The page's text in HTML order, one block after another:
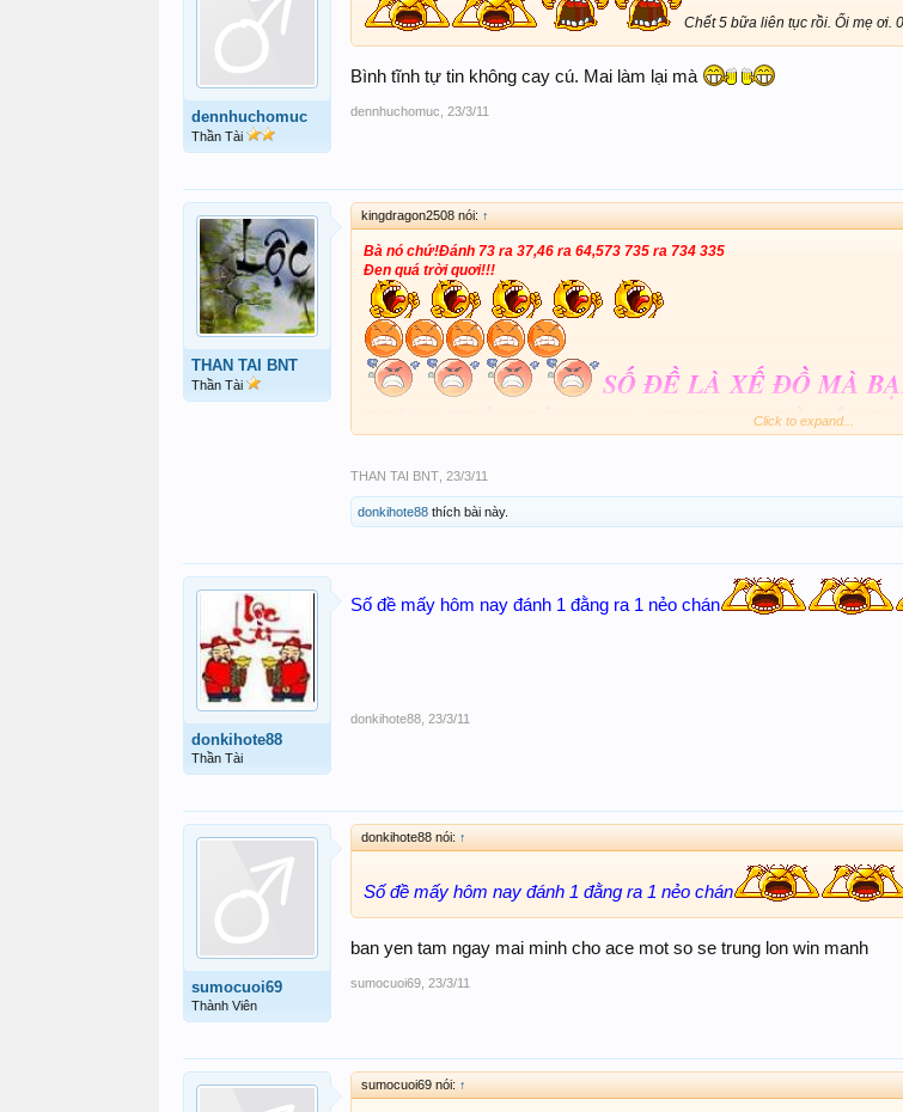
dennhuchomuc
Thần Tài
Chết 5 bữa liên tục rồi. Ối mẹ ơi.
Bình tĩnh tự tin không cay cú. Mai làm lại mà
dennhuchomuc 23/3/11
THAN TAI BNT
Thần Tài
kingdragon2508 nói: ↑
Bà nó chứ!Đánh 73 ra 37,46 ra 64,573 735 ra 734 335
Đen quá trời quơi!!!
SỐ ĐỀ LÀ XẾ ĐỒ MÀ
DƯOC THÌ NGÀY MAI...HY VỌNG VÀ SÁNG
Click to expand...
THAN TAI BNT 23/3/11
donkihote88 thích bài này.
donkihote88
Thần Tài
Số đề mấy hôm nay đánh 1 đằng ra 1 nẻo chán
donkihote88 23/3/11
sumocuoi69
Thành Viên
donkihote88 nói: ↑
Số đề mấy hôm nay đánh 1 đằng ra 1 nẻo chán
ban yen tam ngay mai minh cho ace mot so se trung lon win manh
sumocuoi69 23/3/11
sumocuoi69 nói: ↑